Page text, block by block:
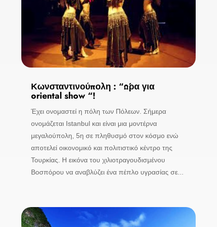
Κωνσταντινούπολη : “Ώρα για
oriental show “!
Έχει ονομαστεί η πόλη των Πόλεων. Σήμερα
ονομάζεται Istanbul και είναι μια μοντέρνα
μεγαλούπολη, 5η σε πληθυσμό στον κόσμο ενώ
αποτελεί οικονομικό και πολιτιστικό κέντρο της
Τουρκίας. Η εικόνα του χιλιοτραγουδισμένου
Βοσπόρου να αναβλύζει ένα πέπλο υγρασίας σε...